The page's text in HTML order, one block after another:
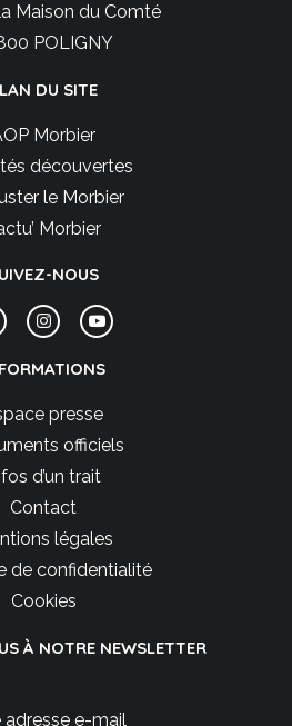
Maison du Comté
POLIGNY
DU SITE
Morbier
découvertes
le Morbier
Morbier
NOUS
presse
officiels
d’un trait
Contact
légales
de confidentialité
Cookies
À NOTRE NEWSLETTER